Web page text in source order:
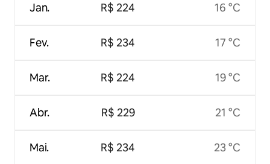
Jan.
Fev.
Mar.
Abr.
Mai.
R$ 224
R$ 234
R$ 224
R$ 229
R$ 234
16 °C
17 °C
19 °C
21 °C
23 °C